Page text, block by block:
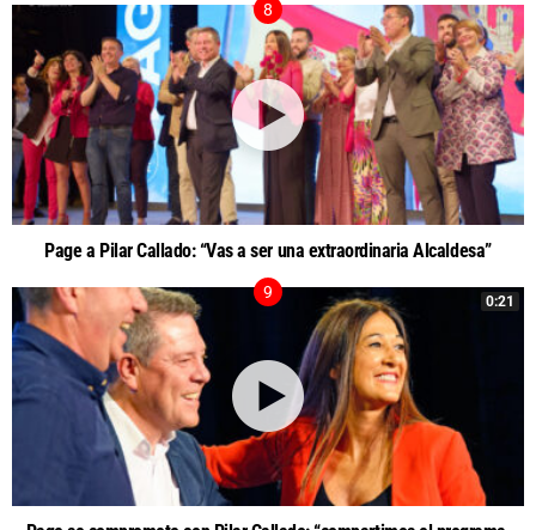
Page a Pilar Callado: “Vas a ser una extraordinaria Alcaldesa”
0:21